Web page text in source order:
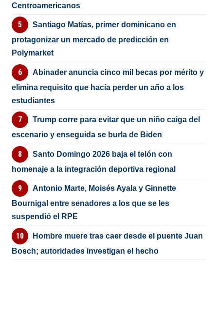
Centroamericanos
Santiago Matías, primer dominicano en
protagonizar un mercado de predicción en
Polymarket
Abinader anuncia cinco mil becas por mérito y
elimina requisito que hacía perder un año a los
estudiantes
Trump corre para evitar que un niño caiga del
escenario y enseguida se burla de Biden
Santo Domingo 2026 baja el telón con
homenaje a la integración deportiva regional
Antonio Marte, Moisés Ayala y Ginnette
Bournigal entre senadores a los que se les
suspendió el RPE
Hombre muere tras caer desde el puente Juan
Bosch; autoridades investigan el hecho